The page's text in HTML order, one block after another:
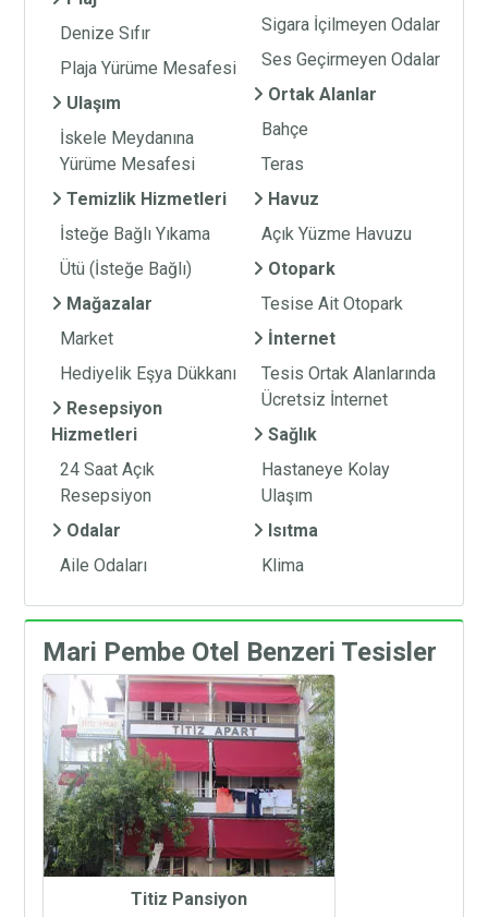
Denize Sıfır
Plaja Yürüme Mesafesi
Ulaşım
İskele Meydanına
Yürüme Mesafesi
Temizlik Hizmetleri
İsteğe Bağlı Yıkama
Ütü (İsteğe Bağlı)
Mağazalar
Market
Hediyelik Eşya Dükkanı
Hizmetleri
24 Saat Açık
Resepsiyon
Odalar
Aile Odaları
Sigara İçilmeyen Odalar
Ses Geçirmeyen Odalar
Ortak Alanlar
Bahçe
Teras
Havuz
Açık Yüzme Havuzu
Otopark
Tesise Ait Otopark
İnternet
Tesis Ortak Alanlarında
Ücretsiz İnternet
Sağlık
Hastaneye Kolay
Ulaşım
Isıtma
Klima
Mari Pembe Otel Benzeri Tesisler
Titiz Pansiyon